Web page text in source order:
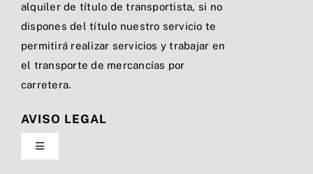
alquiler de título de transportista, si no
dispones del título nuestro servicio te
permitirá realizar servicios y trabajar en
el transporte de mercancías por
carretera.
AVISO LEGAL
Toggle
Navigation